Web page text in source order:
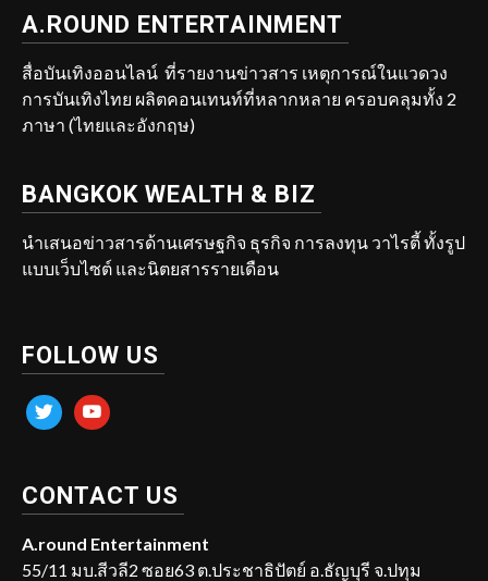
A.ROUND ENTERTAINMENT
สื่อบันเทิงออนไลน์ ที่รายงานข่าวสาร เหตุการณ์ในแวดวง
การบันเทิงไทย ผลิตคอนเทนท์ที่หลากหลาย ครอบคลุมทั้ง 2
ภาษา (ไทยและอังกฤษ)
BANGKOK WEALTH & BIZ
นำเสนอข่าวสารด้านเศรษฐกิจ ธุรกิจ การลงทุน วาไรตี้ ทั้งรูป
แบบเว็บไซต์ และนิตยสารรายเดือน
FOLLOW US
twitter youtube
CONTACT US
A.round Entertainment
55/11 มบ.สีวลี2 ซอย63 ต.ประชาธิปัตย์ อ.ธัญบุรี จ.ปทุม